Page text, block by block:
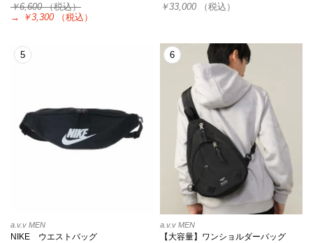
￥6,600（税込）
→
￥3,300 （税込）
￥33,000 （税込）
5
a.v.v MEN
NIKE ウエストバッグ
6
a.v.v MEN
【大容量】ワンショルダーバッグ